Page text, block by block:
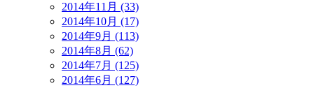
2014年11月 (33)
2014年10月 (17)
2014年9月 (113)
2014年8月 (62)
2014年7月 (125)
2014年6月 (127)